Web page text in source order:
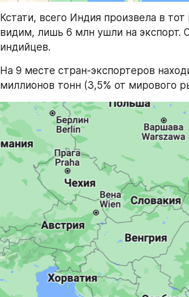
Кстати, всего Индия произвела в тот
видим, лишь 6 млн ушли на экспорт.
индийцев.
На 9 месте стран-экспортеров
миллионов тонн (3,5% от мирового